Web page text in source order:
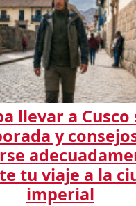
llevar a Cusco
y
tu viaje a la
imperial